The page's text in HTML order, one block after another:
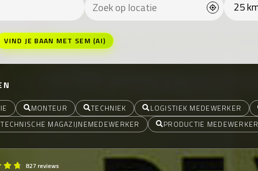
VIND JE BAAN MET SEM (AI)
MONTEUR TECHNIEK LOGISTIEK MEDEWERKER
TECHNISCHE MAGAZIJNEMEDEWERKER PRODUCTIE MEDEWERKER
827 reviews